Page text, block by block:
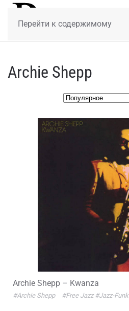
Перейти к содержимому
Archie Shepp
Archie Shepp – Kwanza
#Archie Shepp #Free Jazz #Jazz-Funk